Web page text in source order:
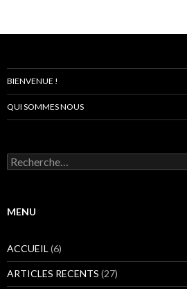
BIENVENUE !
QUI SOMMES NOUS
R
e
e
h
e
r
MENU
ACCUEIL (6)
ARTICLES RECENTS (27)